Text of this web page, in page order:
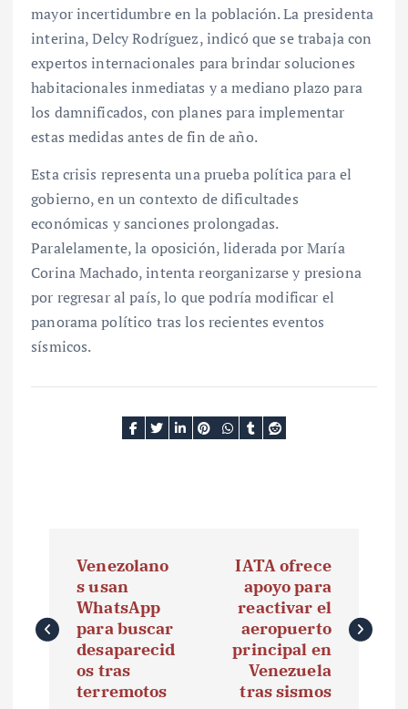
mayor incertidumbre en la población. La presidenta
interina, Delcy Rodríguez, indicó que se trabaja con
expertos internacionales para brindar soluciones
habitacionales inmediatas y a mediano plazo para
los damnificados, con planes para implementar
estas medidas antes de fin de año.
Esta crisis representa una prueba política para el
gobierno, en un contexto de dificultades
económicas y sanciones prolongadas.
Paralelamente, la oposición, liderada por María
Corina Machado, intenta reorganizarse y presiona
por regresar al país, lo que podría modificar el
panorama político tras los recientes eventos
sísmicos.
v
Venezolano
s usan
WhatsApp
para buscar
desaparecid
os tras
terremotos
IATA ofrece
apoyo para
reactivar el
aeropuerto
principal en
Venezuela
tras sismos